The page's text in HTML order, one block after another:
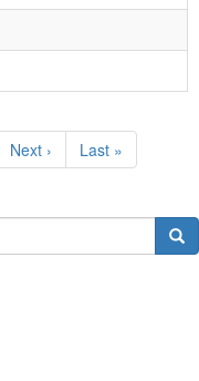
Next
page
Next ›
Last
page
Last »
搜索